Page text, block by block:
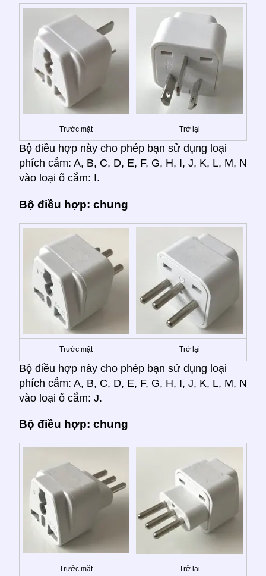
Trước mặt Trở lại
Bộ điều hợp này cho phép bạn sử dụng loại
phích cắm: A, B, C, D, E, F, G, H, I, J, K, L, M, N
vào loại ổ cắm: I.
Bộ điều hợp: chung
Trước mặt Trở lại
Bộ điều hợp này cho phép bạn sử dụng loại
phích cắm: A, B, C, D, E, F, G, H, I, J, K, L, M, N
vào loại ổ cắm: J.
Bộ điều hợp: chung
Trước mặt Trở lại